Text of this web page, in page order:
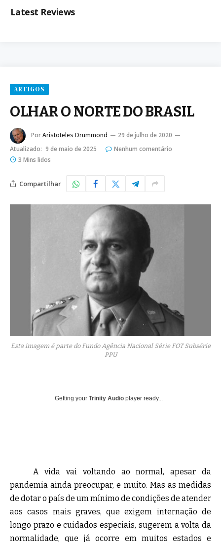
Latest Reviews
ARTIGOS
OLHAR O NORTE DO BRASIL
PorAristoteles Drummond
29 de julho de 2020
Atualizado: 9 de maio de 2025
Nenhum comentário
3 Mins lidos
Compartilhar
Esta imagem é parte do Fundo Agência Nacional Série FOT Subsérie
PPU
Getting your Trinity Audio player ready...
A vida vai voltando ao normal, apesar da
pandemia ainda preocupar, e muito. Mas as medidas
de dotar o país de um mínimo de condições de atender
aos casos mais graves, que exigem internação de
longo prazo e cuidados especiais, sugerem a volta da
normalidade, que já ocorre em muitos estados e